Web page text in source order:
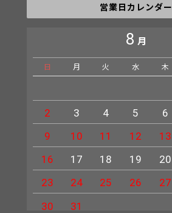
営業日カレンダー
8 月
日 月 火 水 木
2
3 4 5 6
9
10 11 12 13
16
17 18 19 20
23
24 25 26 27
30
31